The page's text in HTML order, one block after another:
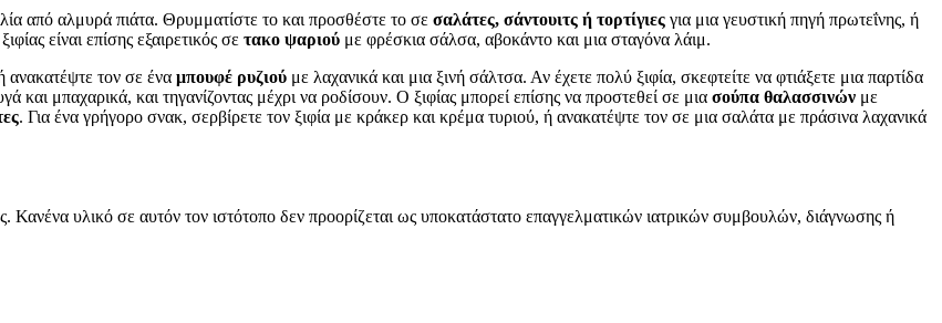
από αλμυρά πιάτα. Θρυμματίστε το και προσθέστε το σε σαλάτες, σάντουιτς ή τορτίγιες για μια γευστική πηγή πρωτεΐνης, ή
είναι επίσης εξαιρετικός σε τακο ψαριού με φρέσκια σάλσα, αβοκάντο και μια σταγόνα λάιμ.
ανακατέψτε τον σε ένα μπουφέ ρυζιού με λαχανικά και μια ξινή σάλτσα. Αν έχετε πολύ ξιφία, σκεφτείτε να φτιάξετε μια παρτίδα
και μπαχαρικά, και τηγανίζοντας μέχρι να ροδίσουν. Ο ξιφίας μπορεί επίσης να προστεθεί σε μια σούπα θαλασσινών με
. Για ένα γρήγορο σνακ, σερβίρετε τον ξιφία με κράκερ και κρέμα τυριού, ή ανακατέψτε τον σε μια σαλάτα με πράσινα λαχανικά
Κανένα υλικό σε αυτόν τον ιστότοπο δεν προορίζεται ως υποκατάστατο επαγγελματικών ιατρικών συμβουλών, διάγνωσης ή